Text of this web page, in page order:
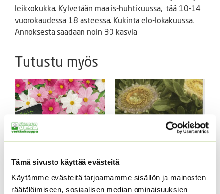
Tämä sivusto käyttää evästeitä
Käytämme evästeitä tarjoamamme sisällön ja mainosten
räätälöimiseen, sosiaalisen median ominaisuuksien
leikkokukka. Kylvetään maalis-huhtikuussa, itää 10-14
vuorokaudessa 18 asteessa. Kukinta elo-lokakuussa.
Annoksesta saadaan noin 30 kasvia.
Tutustu myös
Punakosmoskukka
Sperli’s Mix Dreams
Kiinanasteri Hulk (50 s)